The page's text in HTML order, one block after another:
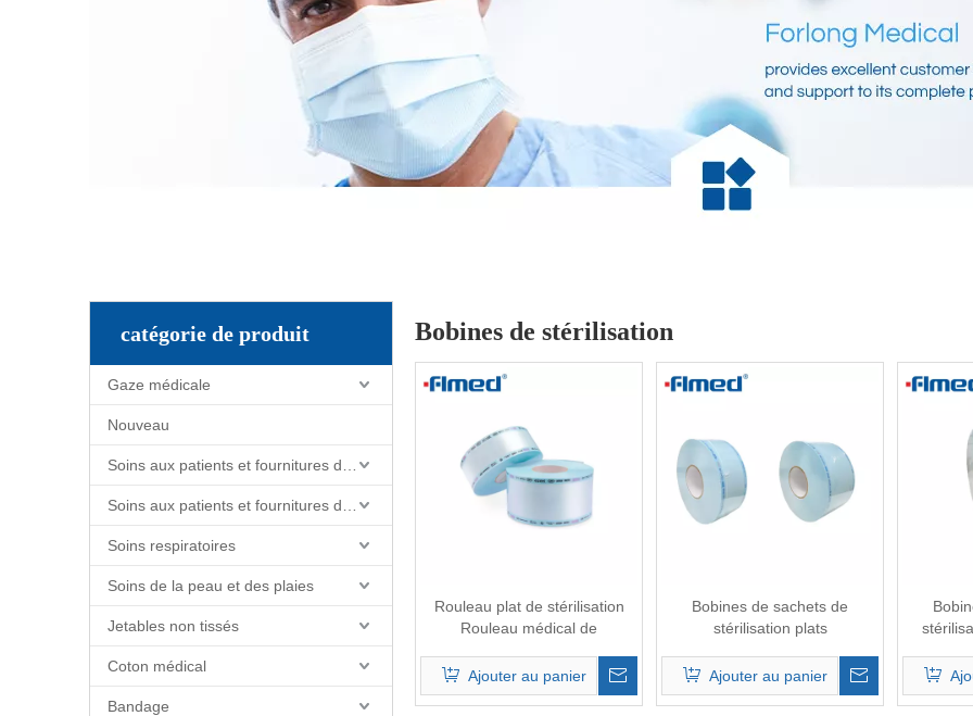
catégorie de produit
Gaze médicale
Nouveau
Soins respiratoires
Soins de la peau et des plaies
Jetables non tissés
Coton médical
Bandage
Bobines de stérilisation
Rouleau plat de stérilisation
Rouleau médical de
Ajouter au panier
Bobines de sachets de
stérilisation plats
Ajouter au panier